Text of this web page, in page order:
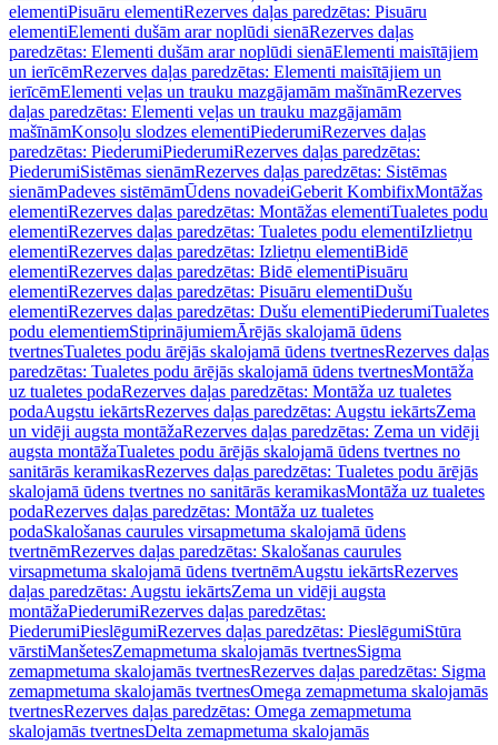
elementiPisuāru elementiRezerves daļas paredzētas: Pisuāru
elementiElementi dušām arar noplūdi sienāRezerves daļas
paredzētas: Elementi dušām arar noplūdi sienāElementi maisītājiem
un ierīcēmRezerves daļas paredzētas: Elementi maisītājiem un
ierīcēmElementi veļas un trauku mazgājamām mašīnāmRezerves
daļas paredzētas: Elementi veļas un trauku mazgājamām
mašīnāmKonsoļu slodzes elementiPiederumiRezerves daļas
paredzētas: PiederumiPiederumiRezerves daļas paredzētas:
PiederumiSistēmas sienāmRezerves daļas paredzētas: Sistēmas
sienāmPadeves sistēmāmŪdens novadeiGeberit KombifixMontāžas
elementiRezerves daļas paredzētas: Montāžas elementiTualetes podu
elementiRezerves daļas paredzētas: Tualetes podu elementiIzlietņu
elementiRezerves daļas paredzētas: Izlietņu elementiBidē
elementiRezerves daļas paredzētas: Bidē elementiPisuāru
elementiRezerves daļas paredzētas: Pisuāru elementiDušu
elementiRezerves daļas paredzētas: Dušu elementiPiederumiTualetes
podu elementiemStiprinājumiemĀrējās skalojamā ūdens
tvertnesTualetes podu ārējās skalojamā ūdens tvertnesRezerves daļas
paredzētas: Tualetes podu ārējās skalojamā ūdens tvertnesMontāža
uz tualetes podaRezerves daļas paredzētas: Montāža uz tualetes
podaAugstu iekārtsRezerves daļas paredzētas: Augstu iekārtsZema
un vidēji augsta montāžaRezerves daļas paredzētas: Zema un vidēji
augsta montāžaTualetes podu ārējās skalojamā ūdens tvertnes no
sanitārās keramikasRezerves daļas paredzētas: Tualetes podu ārējās
skalojamā ūdens tvertnes no sanitārās keramikasMontāža uz tualetes
podaRezerves daļas paredzētas: Montāža uz tualetes
podaSkalošanas caurules virsapmetuma skalojamā ūdens
tvertnēmRezerves daļas paredzētas: Skalošanas caurules
virsapmetuma skalojamā ūdens tvertnēmAugstu iekārtsRezerves
daļas paredzētas: Augstu iekārtsZema un vidēji augsta
montāžaPiederumiRezerves daļas paredzētas:
PiederumiPieslēgumiRezerves daļas paredzētas: PieslēgumiStūra
vārstiManšetesZemapmetuma skalojamās tvertnesSigma
zemapmetuma skalojamās tvertnesRezerves daļas paredzētas: Sigma
zemapmetuma skalojamās tvertnesOmega zemapmetuma skalojamās
tvertnesRezerves daļas paredzētas: Omega zemapmetuma
skalojamās tvertnesDelta zemapmetuma skalojamās